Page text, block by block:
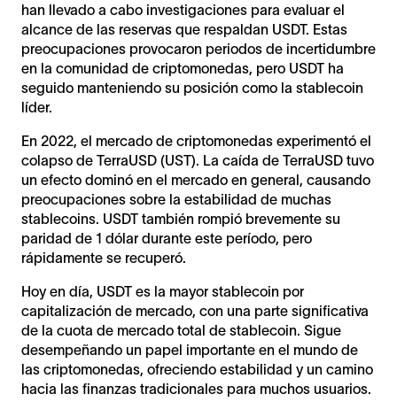
han llevado a cabo investigaciones para evaluar el
alcance de las reservas que respaldan USDT. Estas
preocupaciones provocaron periodos de incertidumbre
en la comunidad de criptomonedas, pero USDT ha
seguido manteniendo su posición como la stablecoin
líder.
En 2022, el mercado de criptomonedas experimentó el
colapso de TerraUSD (UST). La caída de TerraUSD tuvo
un efecto dominó en el mercado en general, causando
preocupaciones sobre la estabilidad de muchas
stablecoins. USDT también rompió brevemente su
paridad de 1 dólar durante este período, pero
rápidamente se recuperó.
Hoy en día, USDT es la mayor stablecoin por
capitalización de mercado, con una parte significativa
de la cuota de mercado total de stablecoin. Sigue
desempeñando un papel importante en el mundo de
las criptomonedas, ofreciendo estabilidad y un camino
hacia las finanzas tradicionales para muchos usuarios.